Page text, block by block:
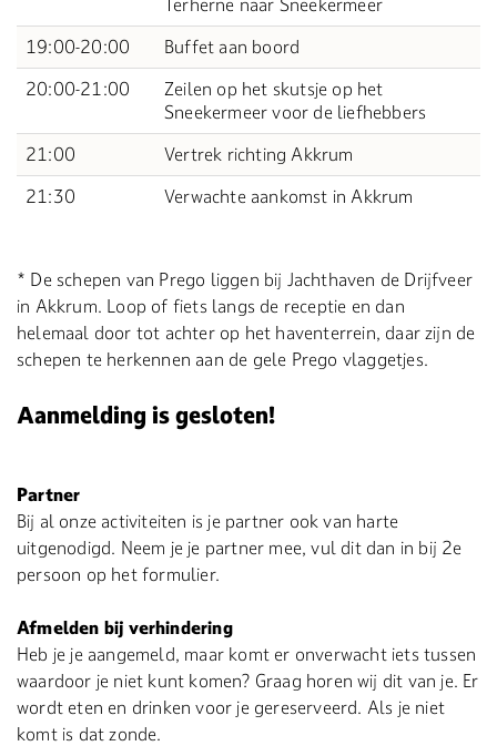
Terherne naar Sneekermeer
19:00-20:00
Buffet aan boord
20:00-21:00
Zeilen op het skutsje op het
Sneekermeer voor de liefhebbers
21:00
Vertrek richting Akkrum
21:30
Verwachte aankomst in Akkrum
* De schepen van Prego liggen bij Jachthaven de Drijfveer
in Akkrum. Loop of fiets langs de receptie en dan
helemaal door tot achter op het haventerrein, daar zijn de
schepen te herkennen aan de gele Prego vlaggetjes.
Aanmelding is gesloten!
Partner
Bij al onze activiteiten is je partner ook van harte
uitgenodigd. Neem je je partner mee, vul dit dan in bij 2e
persoon op het formulier.
Afmelden bij verhindering
Heb je je aangemeld, maar komt er onverwacht iets tussen
waardoor je niet kunt komen? Graag horen wij dit van je. Er
wordt eten en drinken voor je gereserveerd. Als je niet
komt is dat zonde.